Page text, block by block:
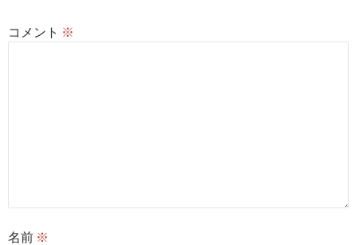
コメント ※
名前 ※